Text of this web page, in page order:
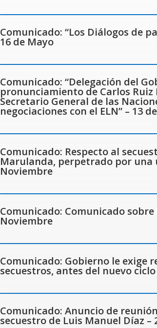
Comunicado: “Los Diálogos de
16 de Mayo
Comunicado: “Delegación del
pronunciamiento de Carlos Ruiz
Secretario General de las
negociaciones con el ELN” – 13
Comunicado: Respecto al
Marulanda, perpetrado por una
Noviembre
Comunicado: Comunicado
Noviembre
Comunicado: Gobierno le exige
secuestros, antes del nuevo
Comunicado: Anuncio de
secuestro de Luis Manuel Díaz –